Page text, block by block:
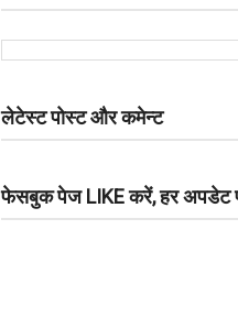
लेटेस्ट पोस्ट और कमेन्ट
फेसबुक पेज LIKE करें, हर अपडेट